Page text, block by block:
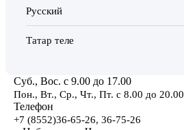
Русский
Татар теле
Суб., Вос. с 9.00 до 17.00
Пон., Вт., Ср., Чт., Пт. с 8.00 до 20.00
Телефон
+7 (8552)36-65-26, 36-75-26